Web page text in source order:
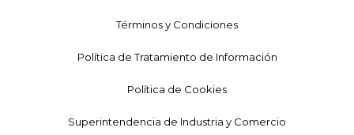
Términos y Condiciones
Política de Tratamiento de Información
Política de Cookies
Superintendencia de Industria y Comercio